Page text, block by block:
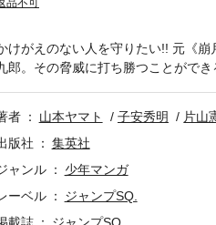
品不可
けがえのない人を守りたい!! 元《
郎。その脅威に打ち勝つことがで
者 山本ヤマト 子安秀明 片山
版社
集英社
ャンル
少年マンガ
ーベル
ジャンプSQ.